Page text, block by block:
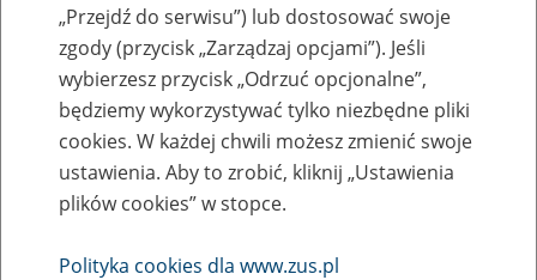
Błąd 404
Przejdź do strony głównej
„Przejdź do serwisu”) lub dostosować swoje
zgody (przycisk „Zarządzaj opcjami”). Jeśli
wybierzesz przycisk „Odrzuć opcjonalne”,
będziemy wykorzystywać tylko niezbędne pliki
cookies. W każdej chwili możesz zmienić swoje
ustawienia. Aby to zrobić, kliknij „Ustawienia
plików cookies” w stopce.
Polityka cookies dla www.zus.pl